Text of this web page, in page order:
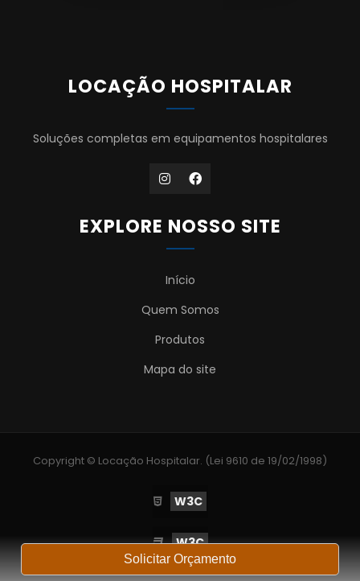
Solicitar Orçamento
LOCAÇÃO HOSPITALAR
Soluções completas em equipamentos hospitalares
EXPLORE NOSSO SITE
Início
Quem Somos
Produtos
Mapa do site
Copyright © Locação Hospitalar. (Lei 9610 de 19/02/1998)
W3C
W3C